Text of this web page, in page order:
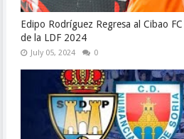
Edipo Rodríguez Regresa al Cibao
de la LDF 2024
July 05, 2024 0